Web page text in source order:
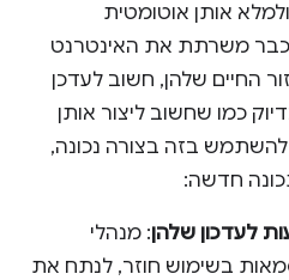
אותן אוטומטית
משרתת את האינטרנט
החיים שלהן, חשוב לעדכן
כמו שחשוב ליצור אותן
להשתמש בזה בצורה נכונה,
חדשה:
לעדכון שלהן: מנהלי
בשימוש חוזר, לנתח את